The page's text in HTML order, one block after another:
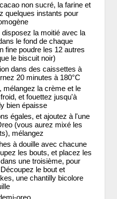
non sucré, la farine et
quelques instants pour
la moitié avec la
le fond de chaque
fine poudre les 12 autres
le biscuit noir)
dans des caissettes à
20 minutes à 180°C
mélangez la crème et le
et fouettez jusqu'à
bien épaisse
égales, et ajoutez à l'une
(vous aurez mixé les
mélangez
à douille avec chacune
les bouts, et placez les
une troisième, pour
le bout et
une chantilly bicolore